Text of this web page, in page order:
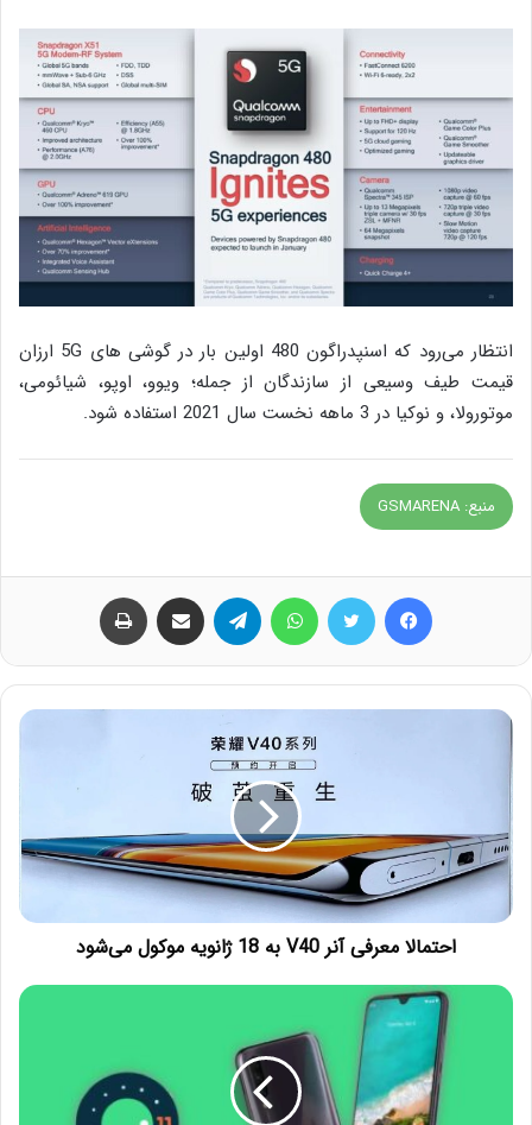
انتظار می‌رود که اسنپدراگون 480 اولین بار در گوشی های 5G ارزان
قیمت طیف وسیعی از سازندگان از جمله؛ ویوو، اوپو، شیائومی،
موتورولا، و نوکیا در 3 ماهه نخست سال 2021 استفاده شود.
منبع: GSMARENA
احتمالا معرفی آنر V40 به 18 ژانویه موکول می‌شود